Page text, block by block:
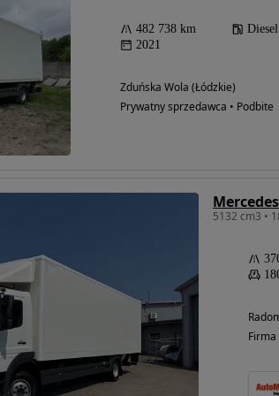
482 738 km Diesel
2021
Zduńska Wola (Łódzkie)
Prywatny sprzedawca • Podbite
Firma